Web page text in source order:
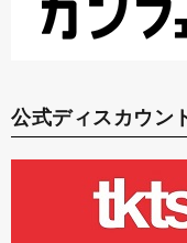
公式ディスカウン